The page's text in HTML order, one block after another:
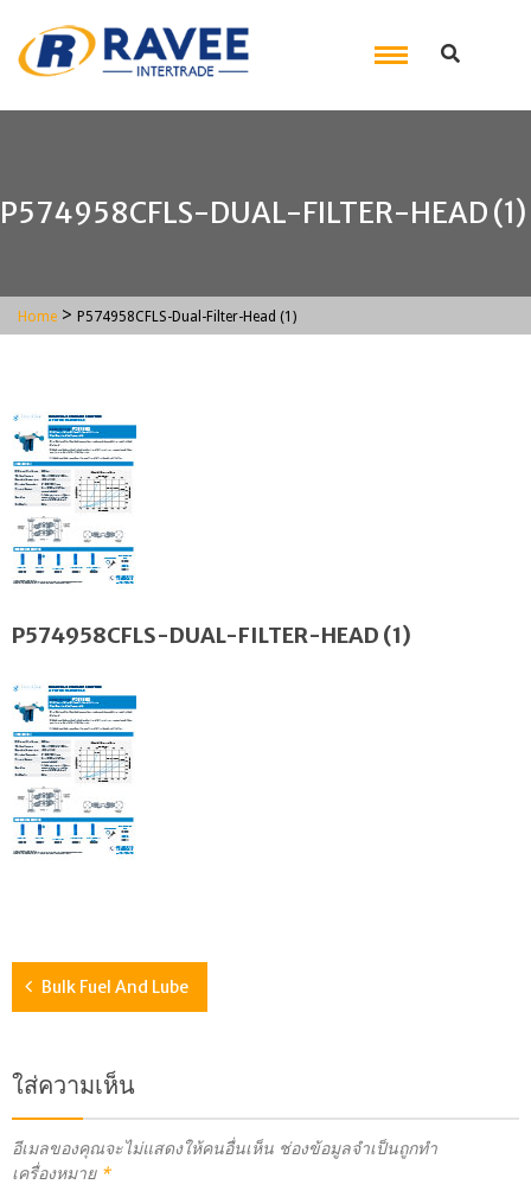
P574958CFLS-DUAL-FILTER-HEAD (1)
Home > P574958CFLS-Dual-Filter-Head (1)
P574958CFLS-DUAL-FILTER-HEAD (1)
Bulk Fuel And Lube
ใส่ความเห็น
อีเมลของคุณจะไม่แสดงให้คนอื่นเห็น ช่องข้อมูลจำเป็นถูกทำ
เครื่องหมาย *